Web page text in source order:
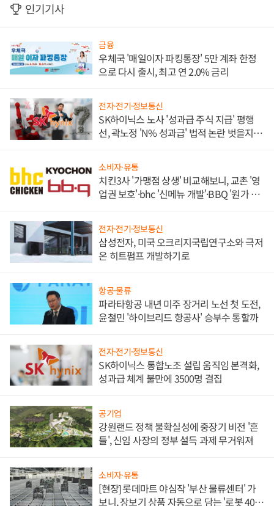
인기기사
금융
우체국 '매일이자 파킹통장' 5만 계좌 한정
으로 다시 출시, 최고 연 2.0% 금리
전자·전기·정보통신
SK하이닉스 노사 '성과급 주식 지급' 평행
선, 곽노정 'N% 성과급' 법적 논란 벗을지 주
소비자·유통
치킨3사 '가맹점 상생' 비교해보니, 교촌 '영
업권 보호'·bhc '신메뉴 개발'·BBQ '원가 부
전자·전기·정보통신
삼성전자, 미국 오크리지국립연구소와 극저
온 히트펌프 개발하기로
항공·물류
파라타항공 내년 미주 장거리 노선 첫 도전,
윤철민 '하이브리드 항공사' 승부수 통할까
전자·전기·정보통신
SK하이닉스 통합노조 설립 움직임 본격화,
성과급 체계 불만에 3500명 결집
공기업
강원랜드 정책 불확실성에 중장기 비전 '흔
들', 신임 사장의 정부 설득 과제 무거워져
소비자·유통
[현장] 롯데마트 야심작 '부산 물류센터' 가
보니, 장보기 상품 자동으로 담는 '로봇 400